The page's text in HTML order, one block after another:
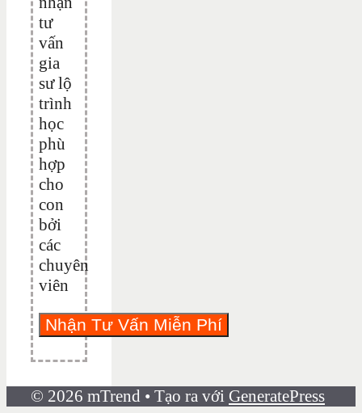
tư
vấn
gia
sư lộ
trình
học
phù
hợp
cho
con
bởi
các
chuyên
viên
© 2026 mTrend • Tạo ra với GeneratePress